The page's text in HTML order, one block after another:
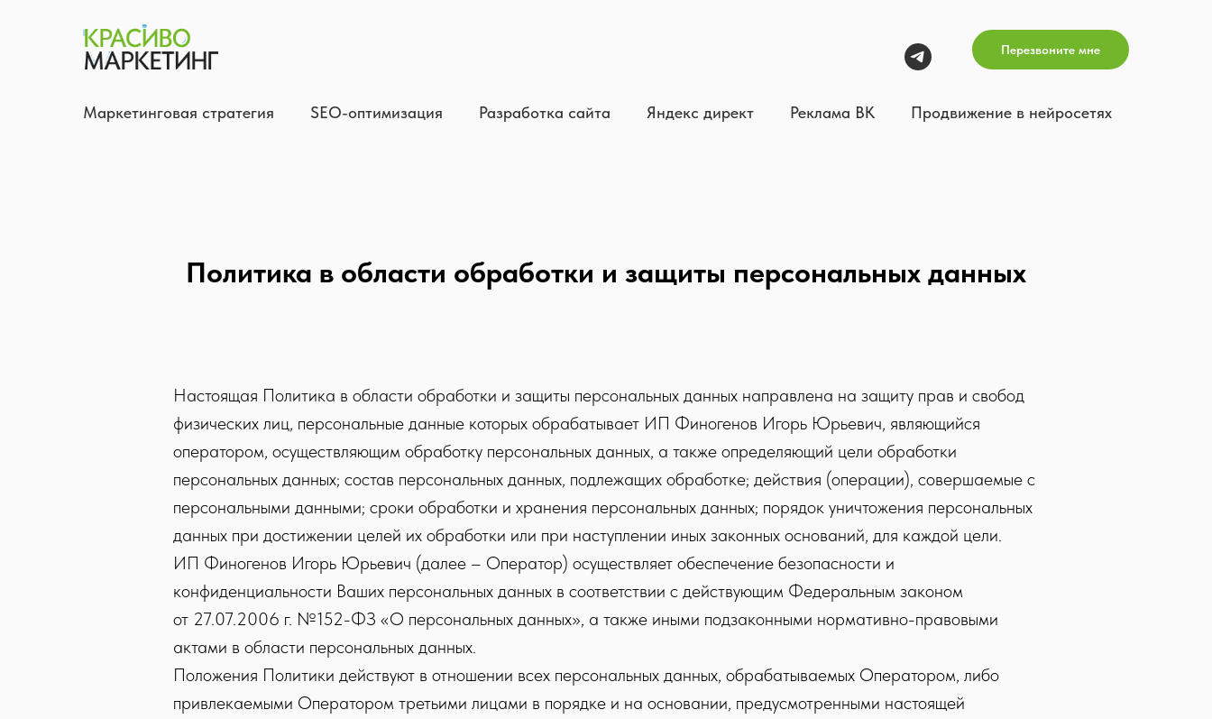
Перезвоните мне
Маркетинговая стратегия SEO-оптимизация Разработка сайта Яндекс директ Реклама ВК Продвижение в нейросетях
Политика в области обработки и защиты персональных данных
Настоящая Политика в области обработки и защиты персональных данных направлена на защиту прав и свобод
физических лиц, персональные данные которых обрабатывает ИП Финогенов Игорь Юрьевич, являющийся
оператором, осуществляющим обработку персональных данных, а также определяющий цели обработки
персональных данных; состав персональных данных, подлежащих обработке; действия (операции), совершаемые с
персональными данными; сроки обработки и хранения персональных данных; порядок уничтожения персональных
данных при достижении целей их обработки или при наступлении иных законных оснований, для каждой цели.
ИП Финогенов Игорь Юрьевич (далее – Оператор) осуществляет обеспечение безопасности и
конфиденциальности Ваших персональных данных в соответствии с действующим Федеральным законом
от 27.07.2006 г. №152-ФЗ «О персональных данных», а также иными подзаконными нормативно-правовыми
актами в области персональных данных.
Положения Политики действуют в отношении всех персональных данных, обрабатываемых Оператором, либо
привлекаемыми Оператором третьими лицами в порядке и на основании, предусмотренными настоящей